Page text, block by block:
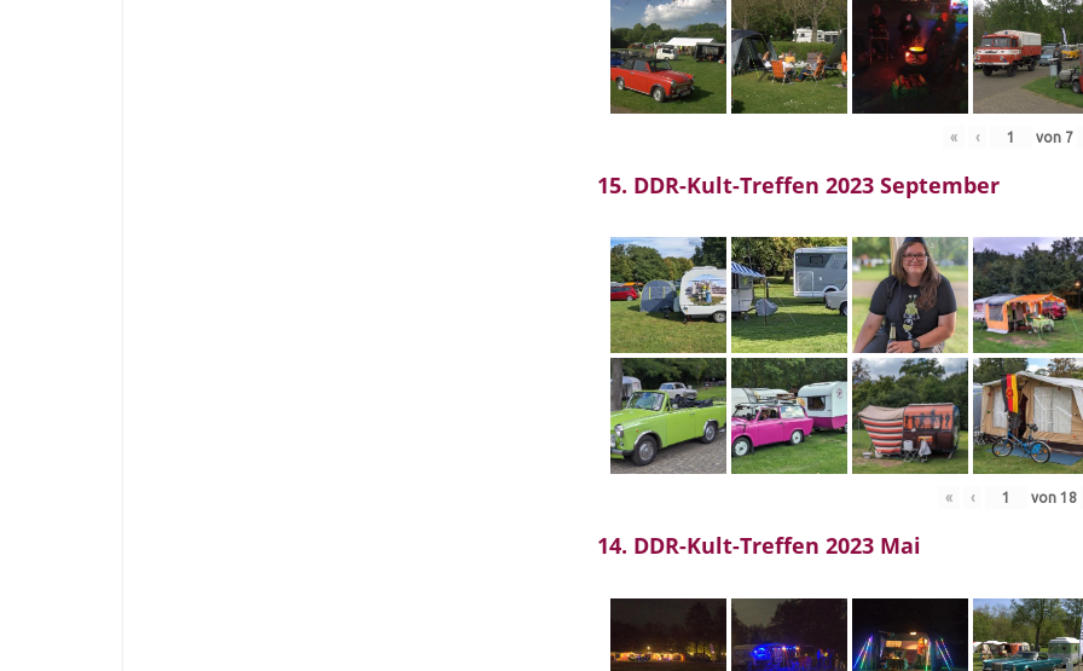
« ‹ von 7
15. DDR-Kult-Treffen 2023 September
« ‹ von18
14. DDR-Kult-Treffen 2023 Mai